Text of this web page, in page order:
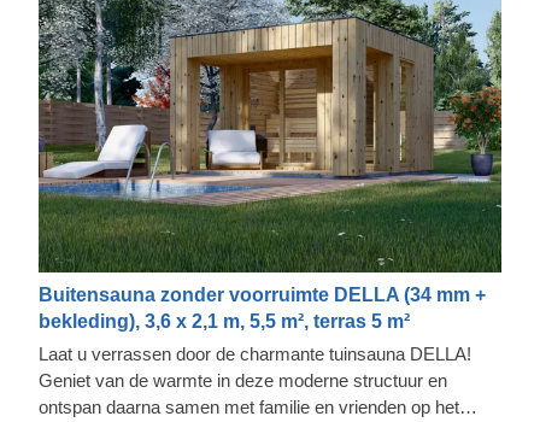
Buitensauna zonder voorruimte DELLA (34 mm +
bekleding), 3,6 x 2,1 m, 5,5 m², terras 5 m²
Laat u verrassen door de charmante tuinsauna DELLA!
Geniet van de warmte in deze moderne structuur en
ontspan daarna samen met familie en vrienden op het